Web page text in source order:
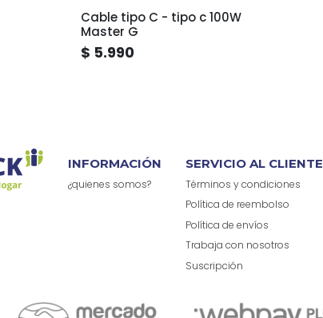
Cable tipo C - tipo c 100W
Master G
$ 5.990
INFORMACIÓN
¿quienes somos?
SERVICIO AL CLIENTE
Términos y condiciones
Política de reembolso
Política de envíos
Trabaja con nosotros
Suscripción